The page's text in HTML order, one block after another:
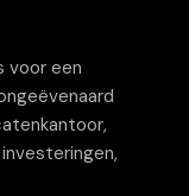
voor een